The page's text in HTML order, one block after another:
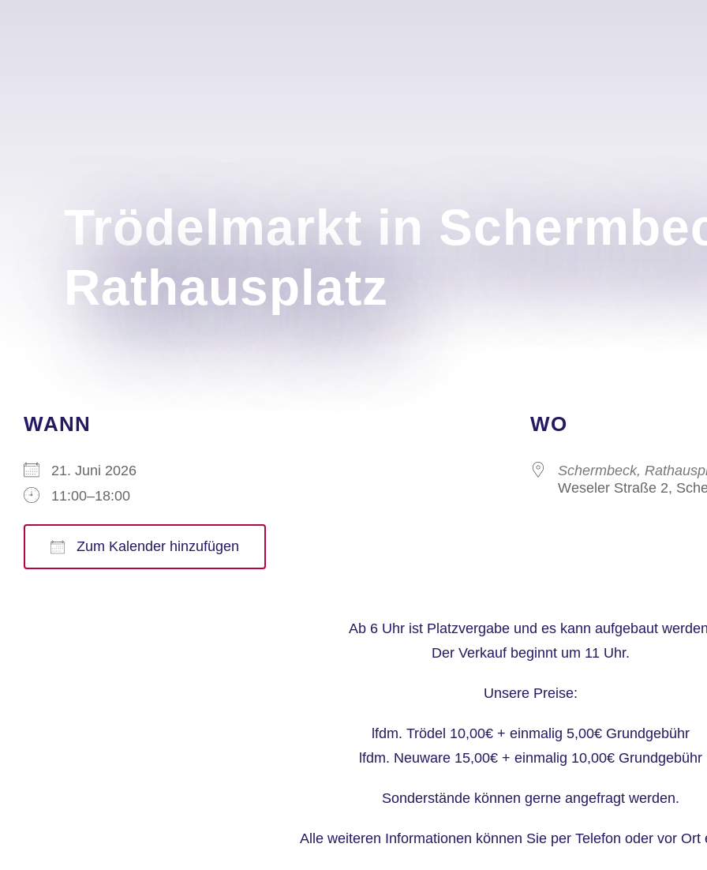
Trödelmarkt in
Rathausplatz
WANN
21. Juni 2026
11:00–18:00
Zum Kalender hinzufügen
WO
Schermbeck,
Weseler Straße 2,
Ab 6 Uhr ist Platzvergabe und es kann aufgebaut
Der Verkauf beginnt um 11 Uhr.
Unsere Preise:
lfdm. Trödel 10,00€ + einmalig 5,00€ Grundgebühr
lfdm. Neuware 15,00€ + einmalig 10,00€ Grundgebühr
Sonderstände können gerne angefragt werden.
Alle weiteren Informationen können Sie per Telefon oder vor Ort